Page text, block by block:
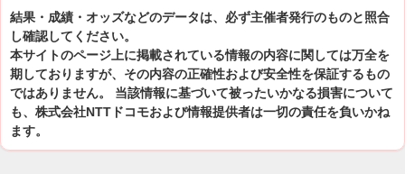
結果・成績・オッズなどのデータは、必ず主催者発行のものと照合
し確認してください。
本サイトのページ上に掲載されている情報の内容に関しては万全を
期しておりますが、その内容の正確性および安全性を保証するもの
ではありません。 当該情報に基づいて被ったいかなる損害について
も、株式会社NTTドコモおよび情報提供者は一切の責任を負いかね
ます。